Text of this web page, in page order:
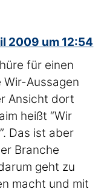
2009 um 12:54
für einen
Aussagen
Ansicht dort
heißt “Wir
Das ist aber
Branche
geht zu
macht und mit